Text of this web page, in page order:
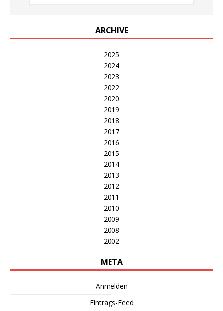
ARCHIVE
2025
2024
2023
2022
2020
2019
2018
2017
2016
2015
2014
2013
2012
2011
2010
2009
2008
2002
META
Anmelden
Eintrags-Feed